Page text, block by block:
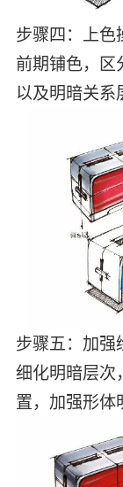
步骤四：上色
前期铺色，区
以及明暗关系
步骤五：加强
细化明暗层次
置，加强形体